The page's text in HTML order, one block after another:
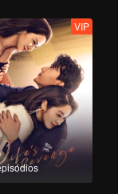
VIP